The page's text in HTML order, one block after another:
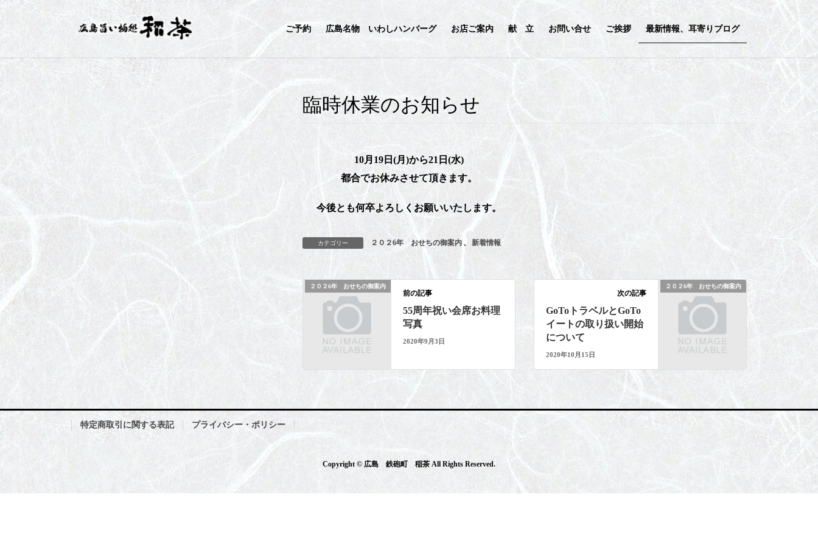
ご予約 広島名物 いわしハンバーグ お店ご案内 献 立 お問い合せ ご挨拶 最新情報、耳寄りブログ
臨時休業のお知らせ
10月19日(月)から21日(水)
都合でお休みさせて頂きます。
今後とも何卒よろしくお願いいたします。
カテゴリー ２０２6年 おせちの御案内 、 新着情報
２０２6年 おせちの御案内
前の記事
55周年祝い会席お料理
写真
2020年9月3日
２０２6年 おせちの御案内
次の記事
GoToトラベルとGoTo
イートの取り扱い開始
について
2020年10月15日
特定商取引に関する表記 プライバシー・ポリシー
Copyright © 広島 鉄砲町 稲茶 All Rights Reserved.